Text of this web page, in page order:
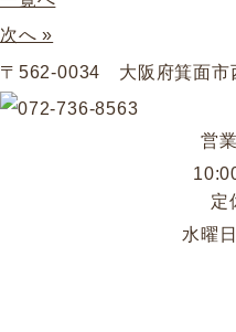
次へ »
〒562-0034 大阪府箕面市
営
定
水曜